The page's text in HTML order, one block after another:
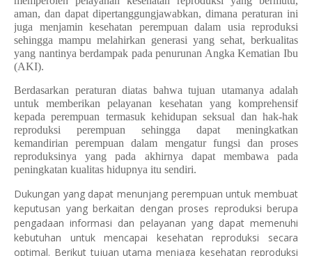
aman, dan dapat dipertanggungjawabkan, dimana peraturan ini
juga menjamin kesehatan perempuan dalam usia reproduksi
sehingga mampu melahirkan generasi yang sehat, berkualitas
yang nantinya berdampak pada penurunan Angka Kematian Ibu
(AKI).
Berdasarkan peraturan diatas bahwa tujuan utamanya adalah
untuk memberikan pelayanan kesehatan yang komprehensif
kepada perempuan termasuk kehidupan seksual dan hak-hak
reproduksi perempuan sehingga dapat meningkatkan
kemandirian perempuan dalam mengatur fungsi dan proses
reproduksinya yang pada akhirnya dapat membawa pada
peningkatan kualitas hidupnya itu sendiri.
Dukungan yang dapat menunjang perempuan untuk membuat
keputusan yang berkaitan dengan proses reproduksi berupa
pengadaan informasi dan pelayanan yang dapat memenuhi
kebutuhan untuk mencapai kesehatan reproduksi secara
optimal. Berikut tujuan utama menjaga kesehatan reproduksi